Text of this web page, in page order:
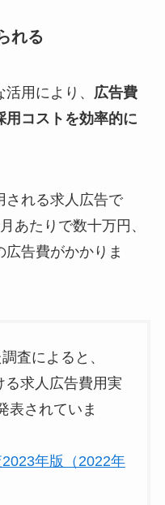
れる
用により、
広告費
用コストを効率的に
される求人広告で
あたりで数十万円、
告費がかかりま
査によると、
る求人広告費用実
表されていま
年版（2022年